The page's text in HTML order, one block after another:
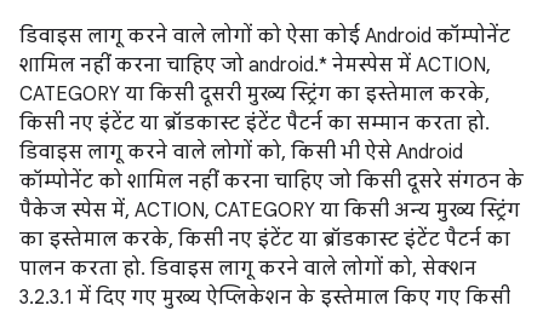
डिवाइस लागू करने वाले लोगों को ऐसा कोई Android कॉम्पोनेंट
शामिल नहीं करना चाहिए जो android.* नेमस्पेस में ACTION,
CATEGORY या किसी दूसरी मुख्य स्ट्रिंग का इस्तेमाल करके,
किसी नए इंटेंट या ब्रॉडकास्ट इंटेंट पैटर्न का सम्मान करता हो.
डिवाइस लागू करने वाले लोगों को, किसी भी ऐसे Android
कॉम्पोनेंट को शामिल नहीं करना चाहिए जो किसी दूसरे संगठन के
पैकेज स्पेस में, ACTION, CATEGORY या किसी अन्य मुख्य स्ट्रिंग
का इस्तेमाल करके, किसी नए इंटेंट या ब्रॉडकास्ट इंटेंट पैटर्न का
पालन करता हो. डिवाइस लागू करने वाले लोगों को, सेक्शन
3.2.3.1 में दिए गए मुख्य ऐप्लिकेशन के इस्तेमाल किए गए किसी